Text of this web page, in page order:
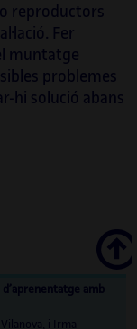
reproductors
Fer
muntatge
problemes
hi solució abans
Scroll
amb
i Irma